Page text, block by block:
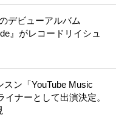
デビューアルバム
』がレコードリイシュ
ン「YouTube Music
ナーとして出演決定。